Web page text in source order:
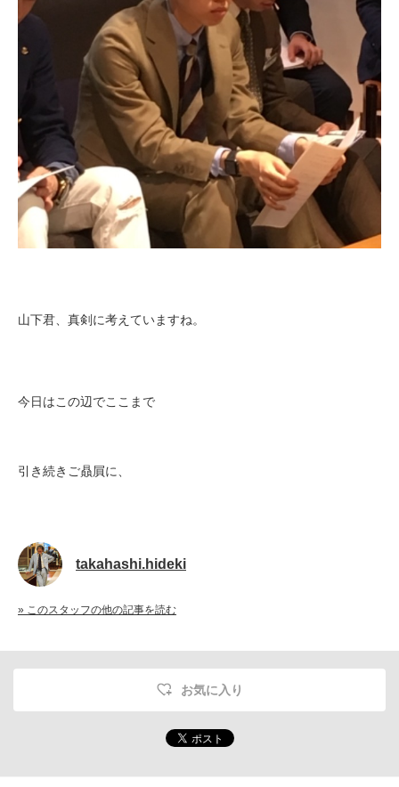
山下君、真剣に考えていますね。
今日はこの辺でここまで
引き続きご贔屓に、
takahashi.hideki
» このスタッフの他の記事を読む
お気に入り